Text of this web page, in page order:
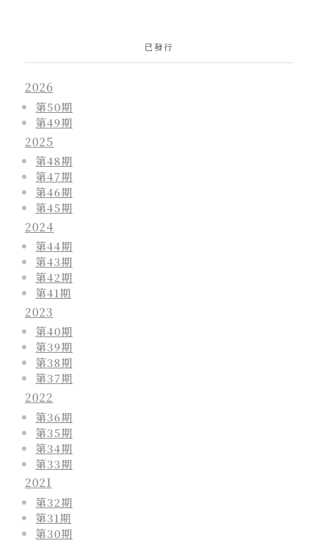
已發行
2026
第50期
第49期
2025
第48期
第47期
第46期
第45期
2024
第44期
第43期
第42期
第41期
2023
第40期
第39期
第38期
第37期
2022
第36期
第35期
第34期
第33期
2021
第32期
第31期
第30期